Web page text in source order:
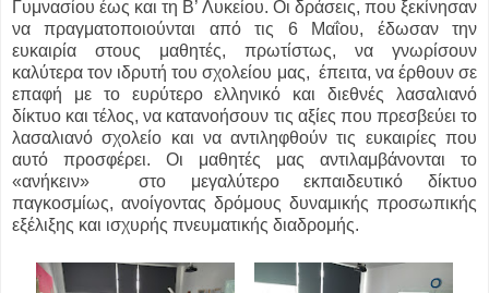
Γυμνασίου έως και τη Β’ Λυκείου. Οι δράσεις, που ξεκίνησαν
να πραγματοποιούνται από τις 6 Μαΐου, έδωσαν την
ευκαιρία στους μαθητές, πρωτίστως, να γνωρίσουν
καλύτερα τον ιδρυτή του σχολείου μας, έπειτα, να έρθουν σε
επαφή με το ευρύτερο ελληνικό και διεθνές λασαλιανό
δίκτυο και τέλος, να κατανοήσουν τις αξίες που πρεσβεύει το
λασαλιανό σχολείο και να αντιληφθούν τις ευκαιρίες που
αυτό προσφέρει. Οι μαθητές μας αντιλαμβάνονται το
«ανήκειν» στο μεγαλύτερο εκπαιδευτικό δίκτυο
παγκοσμίως, ανοίγοντας δρόμους δυναμικής προσωπικής
εξέλιξης και ισχυρής πνευματικής διαδρομής.